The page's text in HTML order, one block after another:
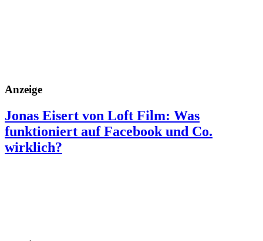
Anzeige
Jonas Eisert von Loft Film: Was
funktioniert auf Facebook und Co.
wirklich?